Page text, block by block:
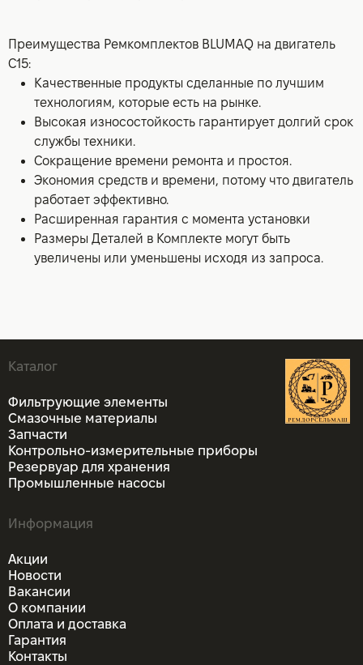
Преимущества Ремкомплектов BLUMAQ на двигатель
C15:
Качественные продукты сделанные по лучшим
технологиям, которые есть на рынке.
Высокая износостойкость гарантирует долгий срок
службы техники.
Сокращение времени ремонта и простоя.
Экономия средств и времени, потому что двигатель
работает эффективно.
Расширенная гарантия с момента установки
Размеры Деталей в Комплекте могут быть
увеличены или уменьшены исходя из запроса.
Каталог
Фильтрующие элементы
Смазочные материалы
Запчасти
Контрольно-измерительные приборы
Резервуар для хранения
Промышленные насосы
Информация
Акции
Новости
Вакансии
О компании
Оплата и доставка
Гарантия
Контакты